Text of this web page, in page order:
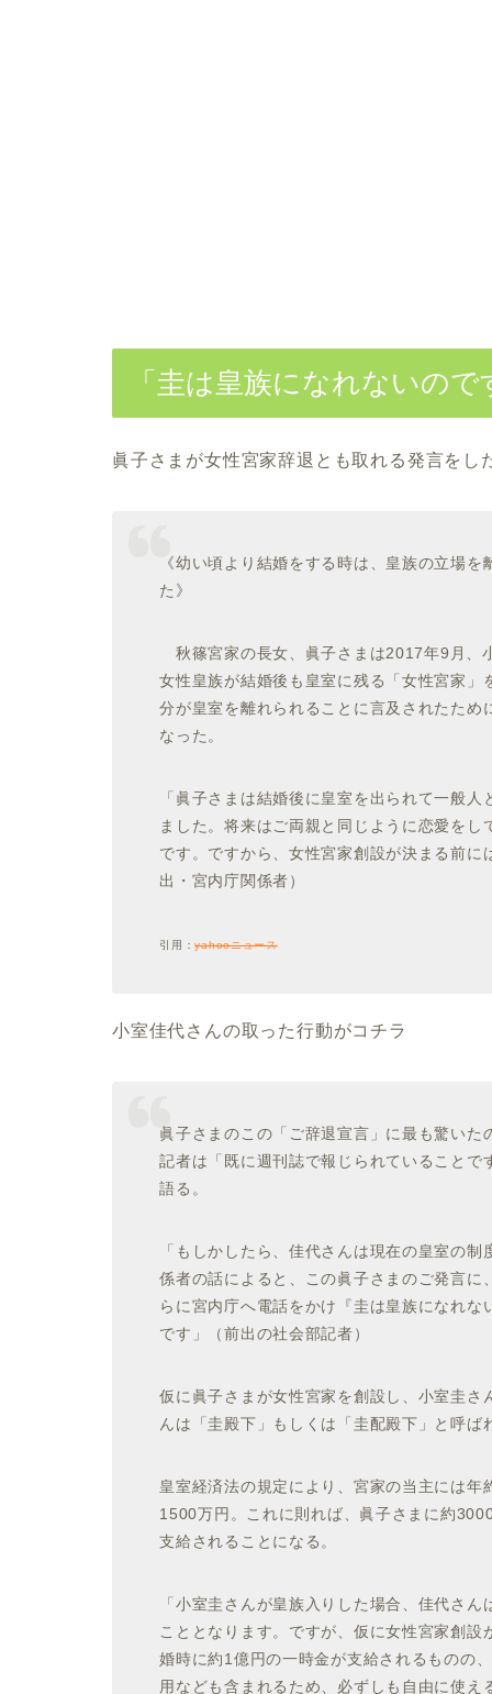
「圭は皇族になれないの
眞子さまが女性宮家辞退とも取れる発言をし
《幼い頃より結婚をする時は、皇族の立場
た》
秋篠宮家の長女、眞子さまは2017年9月、
女性皇族が結婚後も皇室に残る「女性宮家
分が皇室を離れられることに言及されたため
なった。
「眞子さまは結婚後に皇室を出られて一般
ました。将来はご両親と同じように恋愛を
です。ですから、女性宮家創設が決まる前に
出・宮内庁関係者）
引用：yahooニュース
小室佳代さんの取った行動がコチラ
眞子さまのこの「ご辞退宣言」に最も驚い
記者は 「既に週刊誌で報じられていることで
語る。
「もしかしたら、佳代さんは現在の皇室の
係者の話によると、この眞子さまのご発言
らに宮内庁へ電話をかけ『圭は皇族になれ
です」
（前出の社会部記者）
仮に眞子さまが女性宮家を創設し、小室圭
んは「圭殿下」もしくは「圭配殿下」と呼
皇室経済法の規定により、宮家の当主には
1500万円。これに則れば、眞子さまに約
支給されることになる。
「小室圭さんが皇族入りした場合、佳代さ
こととなります。ですが、仮に女性宮家創
婚時に約1億円の一時金が支給されるものの
用なども含まれるため、必ずしも自由に使え